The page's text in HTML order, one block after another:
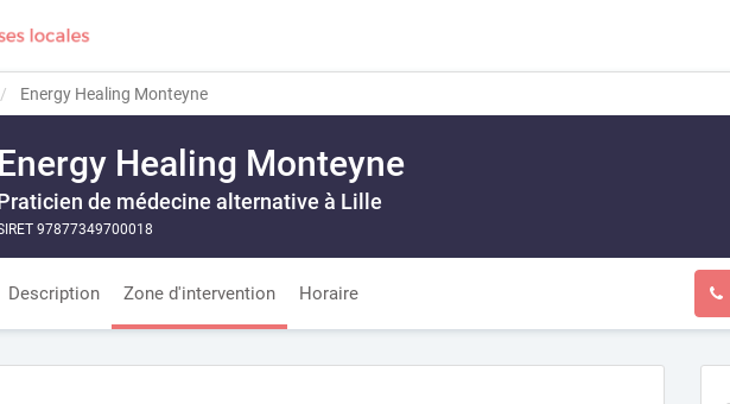
Energy Healing Monteyne
Energy Healing Monteyne
de médecine alternative à Lille
97877349700018
Description Zone d'intervention Horaire